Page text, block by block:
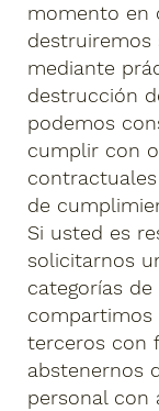
momento en
destruiremos
mediante
destrucción
podemos
cumplir con
de
Si usted es
solicitarnos
categorías
compartimos
terceros con
abstenernos
personal con